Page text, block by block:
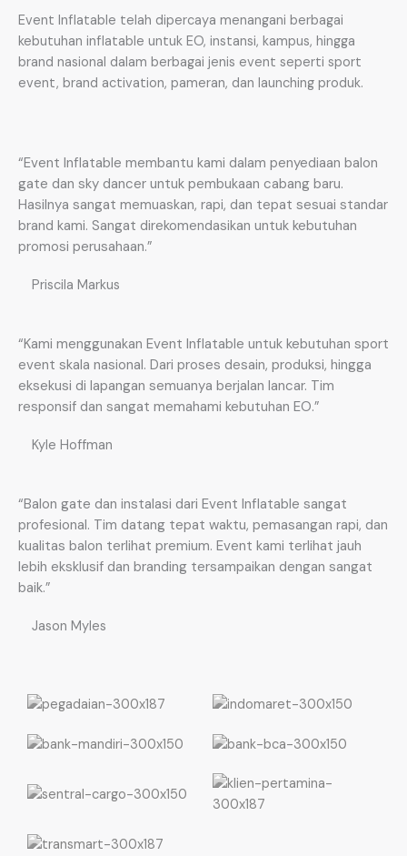
Event Inflatable telah dipercaya menangani berbagai
kebutuhan inflatable untuk EO, instansi, kampus, hingga
brand nasional dalam berbagai jenis event seperti sport
event, brand activation, pameran, dan launching produk.
“Event Inflatable membantu kami dalam penyediaan balon
gate dan sky dancer untuk pembukaan cabang baru.
Hasilnya sangat memuaskan, rapi, dan tepat sesuai standar
brand kami. Sangat direkomendasikan untuk kebutuhan
promosi perusahaan.”
Priscila Markus
“Kami menggunakan Event Inflatable untuk kebutuhan sport
event skala nasional. Dari proses desain, produksi, hingga
eksekusi di lapangan semuanya berjalan lancar. Tim
responsif dan sangat memahami kebutuhan EO.”
Kyle Hoffman
“Balon gate dan instalasi dari Event Inflatable sangat
profesional. Tim datang tepat waktu, pemasangan rapi, dan
kualitas balon terlihat premium. Event kami terlihat jauh
lebih eksklusif dan branding tersampaikan dengan sangat
baik.”
Jason Myles